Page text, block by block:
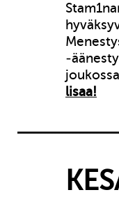
-
lisaa!